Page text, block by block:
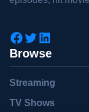
Browse
Streaming
TV Shows